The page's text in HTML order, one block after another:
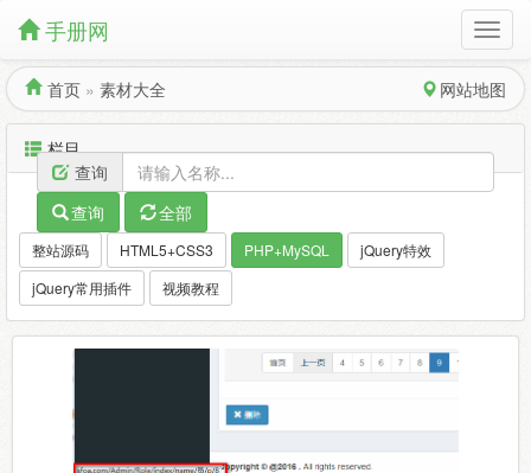
手册网
首页 » 素材大全 网站地图
栏目
查询
查询
全部
整站源码 HTML5+CSS3 PHP+MySQL
jQuery特效
jQuery常用插件
视频教程